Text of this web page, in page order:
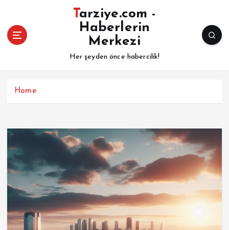
Tarziye.com -
Haberlerin
Merkezi
Her şeyden önce habercilik!
Home